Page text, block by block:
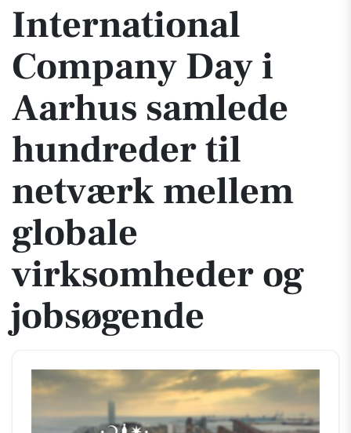
International
Company Day i
Aarhus samlede
hundreder til
netværk mellem
globale
virksomheder og
jobsøgende